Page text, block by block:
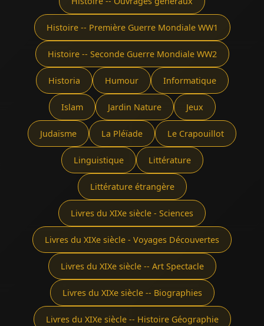
Histoire -- Première Guerre Mondiale WW1
Histoire -- Seconde Guerre Mondiale WW2
Historia Humour Informatique
Islam Jardin Nature Jeux
Judaïsme La Pléïade Le Crapouillot
Linguistique Littérature
Littérature étrangère
Livres du XIXe siècle - Sciences
Livres du XIXe siècle - Voyages Découvertes
Livres du XIXe siècle -- Art Spectacle
Livres du XIXe siècle -- Biographies
Livres du XIXe siècle -- Histoire Géographie